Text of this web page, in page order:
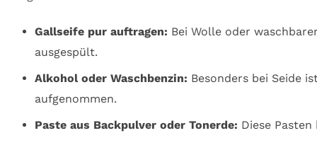
Gallseife pur auftragen: Bei Wolle oder
ausgespült.
Alkohol oder Waschbenzin: Besonders bei Seide
aufgenommen.
Paste aus Backpulver oder Tonerde: Diese